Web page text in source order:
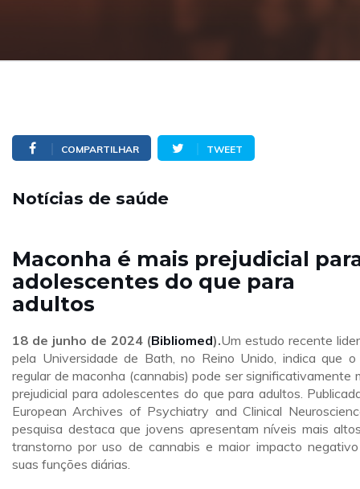
COMPARTILHAR TWEET
Notícias de saúde
Maconha é mais prejudicial
adolescentes do que para
adultos
18 de junho de 2024(Bibliomed).Um estudo recente
pela Universidade de Bath, no Reino Unido, indica que o
regular de maconha (cannabis) pode ser significativamente
prejudicial para adolescentes do que para adultos.
European Archives of Psychiatry and Clinical
pesquisa destaca que jovens apresentam níveis mais
transtorno por uso de cannabis e maior impacto
suas funções diárias.